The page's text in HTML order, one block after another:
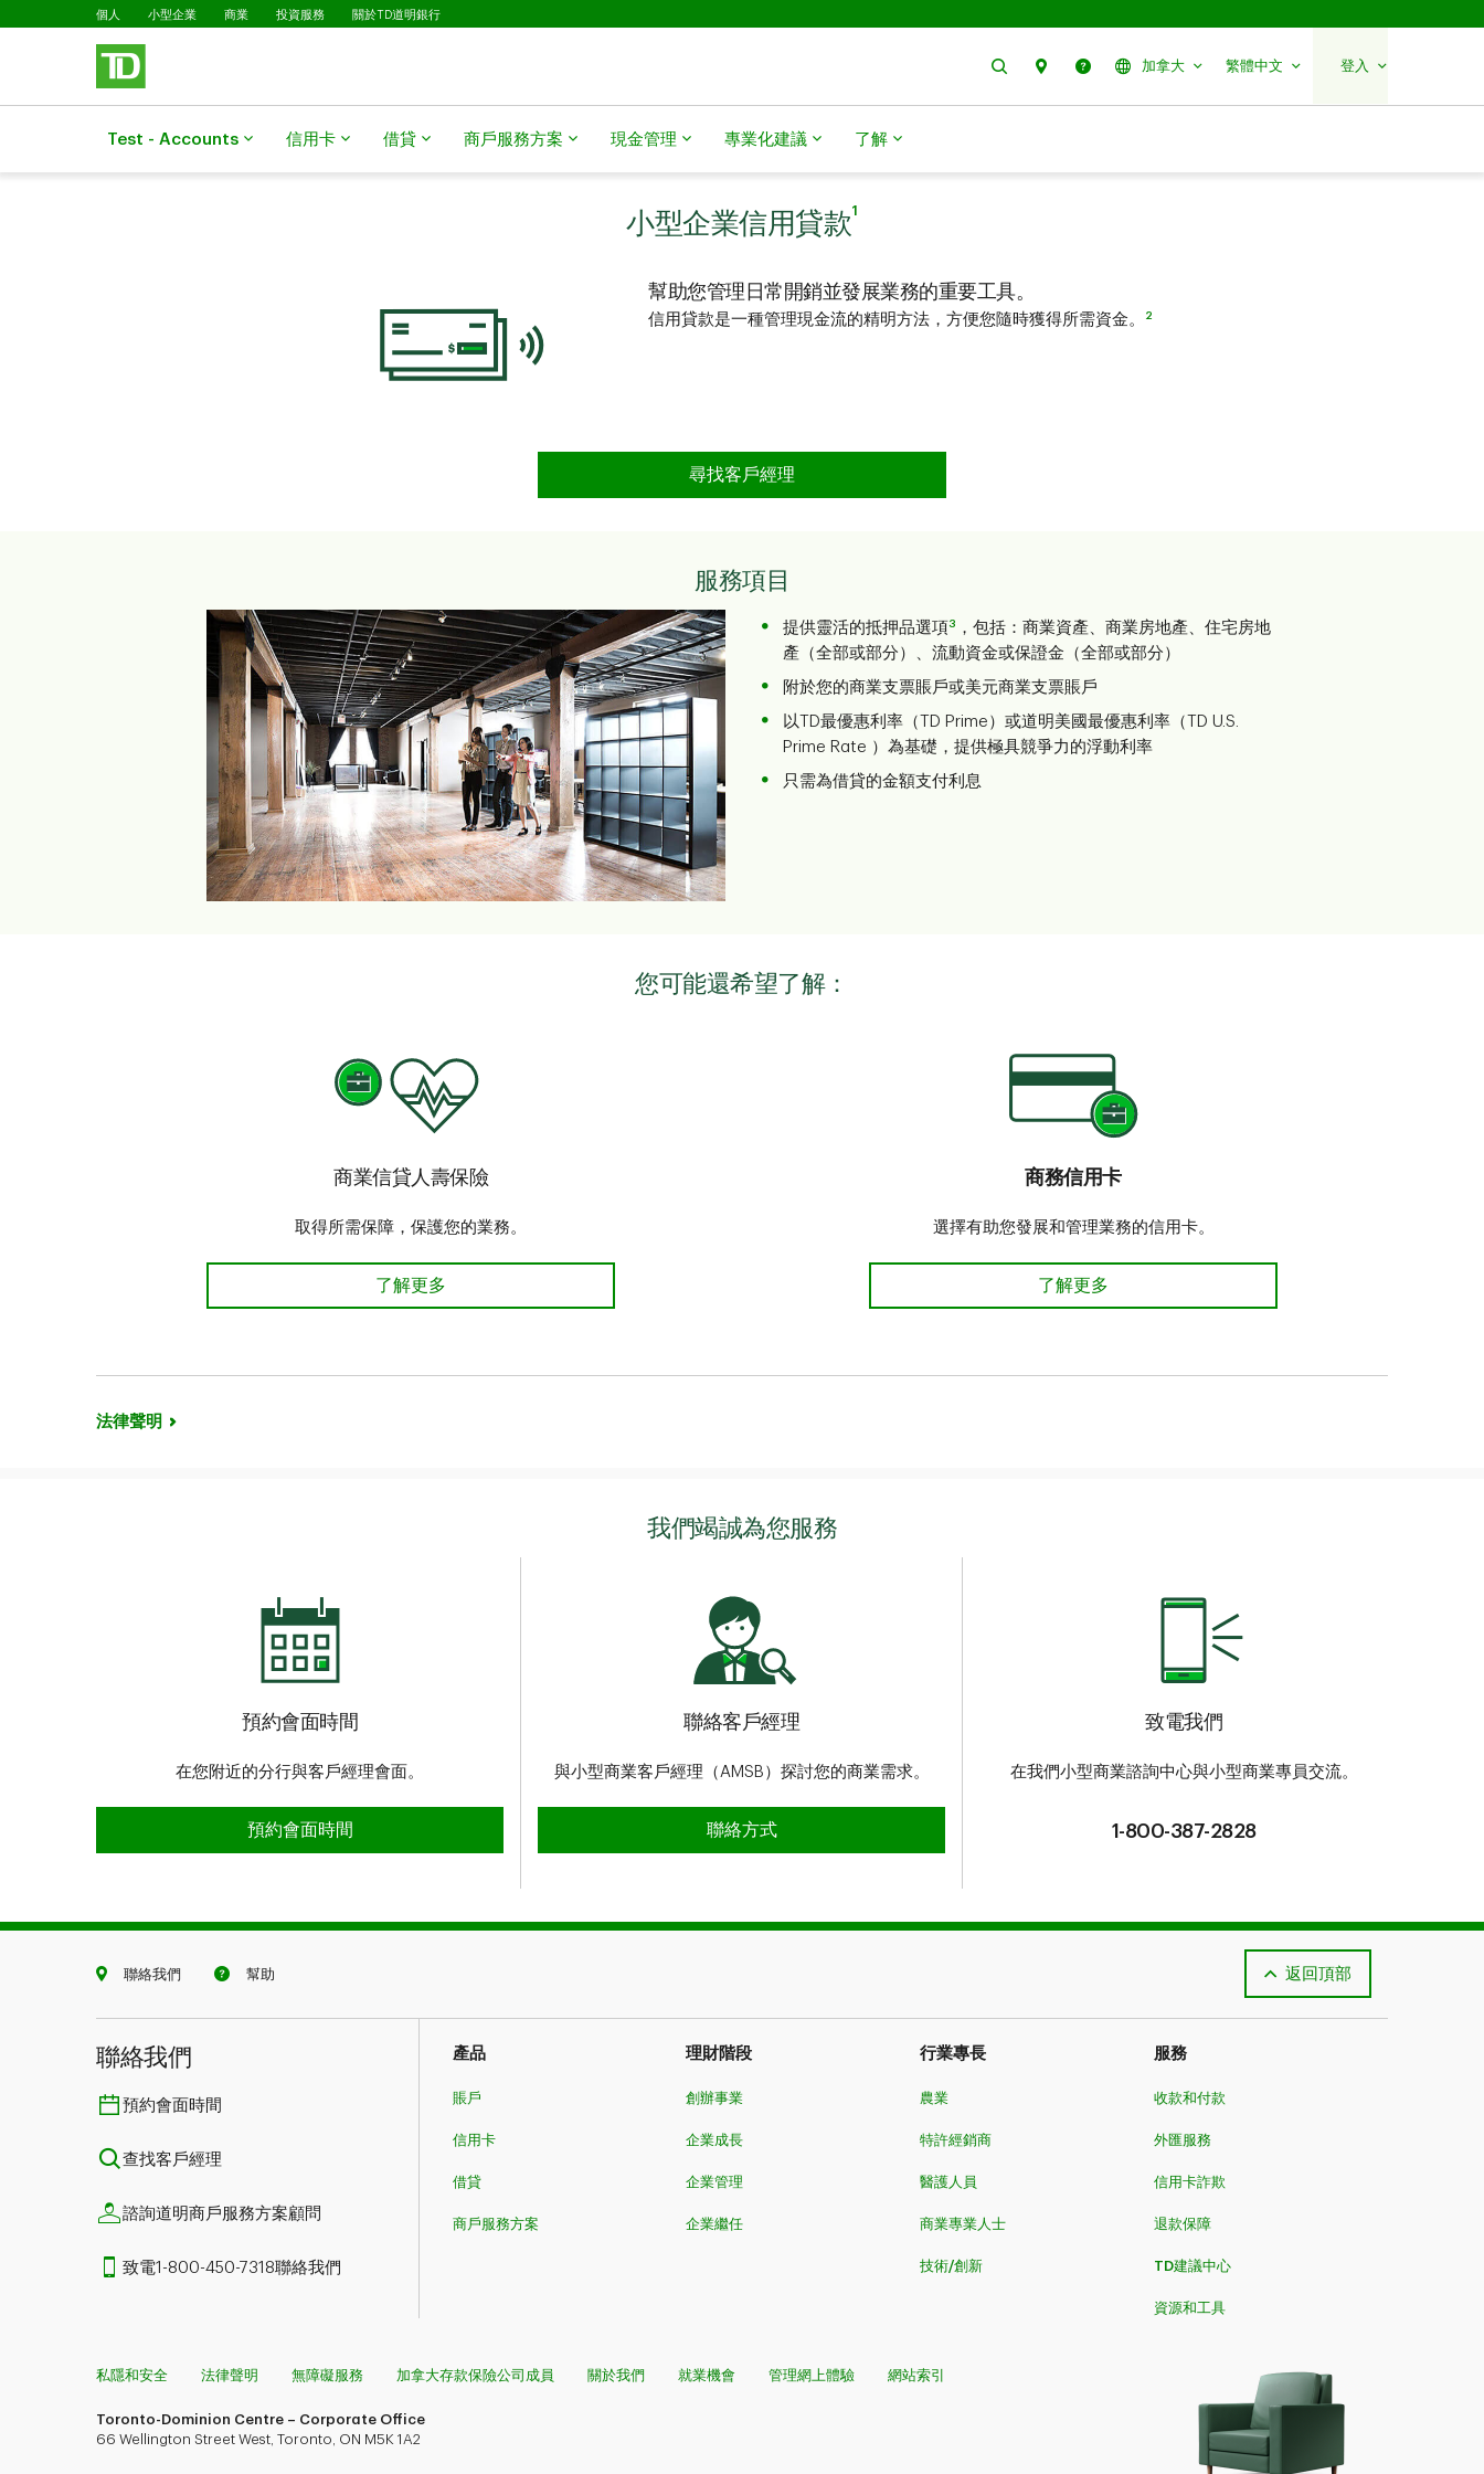
略過進入主要內容
個人 小型企業 已選擇商業 投資服務 關於TD道明銀行
搜尋 聯絡我們幫助 加拿大 繁體中文 登入
Test - Accounts 信用卡 借貸 商戶服務方案 現金管理 專業化建議 了解
小型企業信用貸款1
幫助您管理日常開銷並發展業務的重要工具。
信用貸款是一種管理現金流的精明方法，方便您隨時獲得所需資金。 2
尋找客戶經理
服務項目
提供靈活的抵押品選項3
，包括：商業資產、商業房地產、住宅房地
產（全部或部分）、流動資金或保證金（全部或部分）
附於您的商業支票賬戶或美元商業支票賬戶
以TD最優惠利率（TD Prime）或道明美國最優惠利率（TD U.S.
Prime Rate ）為基礎，提供極具競爭力的浮動利率
只需為借貸的金額支付利息
您可能還希望了解：
商業信貸人壽保險
取得所需保障，保護您的業務。
商業信貸人壽保險 了解更多
了解更多
商務信用卡
選擇有助您發展和管理業務的信用卡。
商務信用卡 了解更多
了解更多
法律聲明
我們竭誠為您服務
預約會面時間
在您附近的分行與客戶經理會面。
預約會面時間
預約會面時間
聯絡客戶經理
與小型商業客戶經理（AMSB）探討您的商業需求。
聯絡客戶經理
聯絡方式
致電我們
在我們小型商業諮詢中心與小型商業專員交流。
1-800-387-2828
聯絡我們 幫助 返回頂部
聯絡我們
預約會面時間
查找客戶經理
諮詢道明商戶服務方案顧問
致電1-800-450-7318聯絡我們
產品
賬戶
信用卡
借貸
商戶服務方案
理財階段
創辦事業
企業成長
企業管理
企業繼任
行業專長
農業
特許經銷商
醫護人員
商業專業人士
技術/創新
服務
收款和付款
外匯服務
信用卡詐欺
退款保障
TD建議中心
資源和工具
私隱和安全 法律聲明 無障礙服務 加拿大存款保險公司成員 關於我們 就業機會 管理網上體驗 網站索引
Toronto-Dominion Centre – Corporate Office
66 Wellington Street West, Toronto, ON M5K 1A2